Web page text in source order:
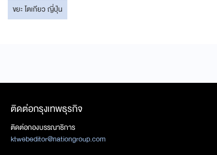
ขยะ โตเกียว ญี่ปุ่น
ติดต่อกรุงเทพธุรกิจ
ติดต่อกองบรรณาธิการ
ktwebeditor@nationgroup.com